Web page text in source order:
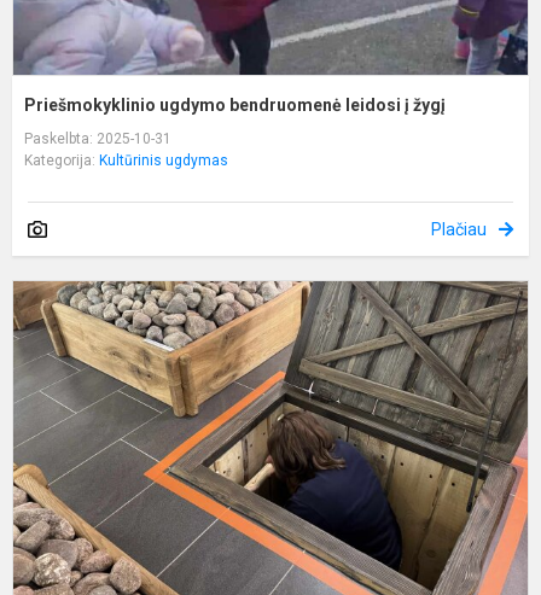
Priešmokyklinio ugdymo bendruomenė leidosi į žygį
Paskelbta: 2025-10-31
Kategorija: Kultūrinis ugdymas
Plačiau